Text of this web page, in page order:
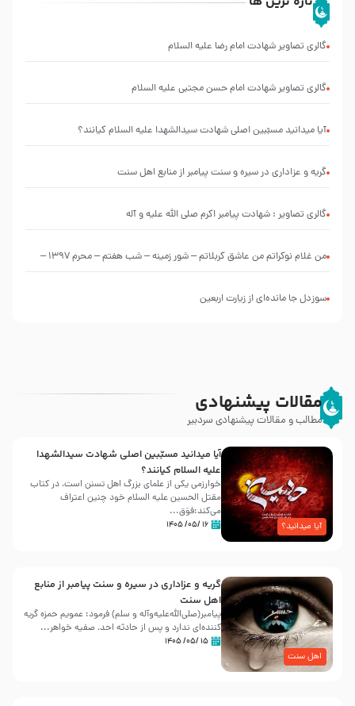
گالری تصاویر شهادت امام رضا علیه السلام
گالری تصاویر شهادت امام حسن مجتبی علیه السلام
آیا میدانید مسبّبین اصلی شهادت سیدالشهدا علیه ‌السلام کیانند؟
گریه و عزاداری در سیره و سنت پیامبر از منابع اهل سنت
گالری تصاویر : شهادت پیامبر اکرم صلی الله علیه و آله
من غلام نوکراتم من عاشق کربلاتم – شور زمینه – شب هفتم – محرم 1397 –
سوزدل جا مانده‌ای از زیارت اربعین
مقالات پیشنهادی
مطالب و مقالات پیشنهادی سردبیر
آیا میدانید؟
آیا میدانید مسبّبین اصلی شهادت سیدالشهدا
علیه ‌السلام کیانند؟
خوارزمی یکی از علمای بزرگ اهل تسنن است، در کتاب
مقتل الحسین علیه ‌السلام خود چنین اعتراف
می‌کند:فوَق...
۱۶ /۰۵/ ۱۴۰۵
اهل سنت
گریه و عزاداری در سیره و سنت پیامبر از منابع
اهل سنت
پیامبر(صلی‌الله‌علیه‌وآله و سلم) فرمود: عمویم حمزه گریه
کننده‌ای ندارد و پس از حادثه احد، صفیه خواهر...
۱۵ /۰۵/ ۱۴۰۵